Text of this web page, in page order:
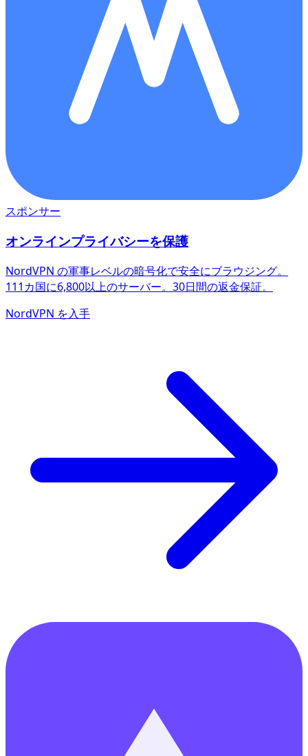
スポンサー
オンラインプライバシーを保護
NordVPN の軍事レベルの暗号化で安全にブラウジング。
111カ国に6,800以上のサーバー。30日間の返金保証。
NordVPN を入手